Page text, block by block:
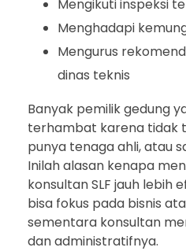
Mengikuti inspeksi
Menghadapi
Mengurus
dinas teknis
Banyak pemilik gedung
terhambat karena tidak
punya tenaga ahli, atau
Inilah alasan kenapa
konsultan SLF jauh lebih
bisa fokus pada bisnis
sementara konsultan
dan administratifnya.